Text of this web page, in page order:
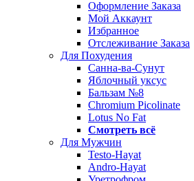
Оформление Заказа
Мой Аккаунт
Избранное
Отслеживание Заказа
Для Похудения
Санна-ва-Сунут
Яблочный уксус
Бальзам №8
Chromium Picolinate
Lotus No Fat
Смотреть всё
Для Мужчин
Testo-Hayat
Andro-Hayat